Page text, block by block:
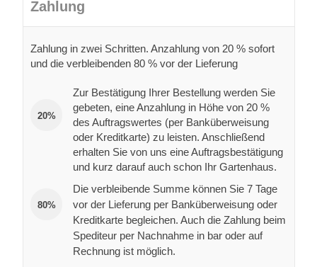
Zahlung
Zahlung in zwei Schritten. Anzahlung von 20 % sofort
und die verbleibenden 80 % vor der Lieferung
20%
Zur Bestätigung Ihrer Bestellung werden Sie
gebeten, eine Anzahlung in Höhe von 20 %
des Auftragswertes (per Banküberweisung
oder Kreditkarte) zu leisten. Anschließend
erhalten Sie von uns eine Auftragsbestätigung
und kurz darauf auch schon Ihr Gartenhaus.
80%
Die verbleibende Summe können Sie 7 Tage
vor der Lieferung per Banküberweisung oder
Kreditkarte begleichen. Auch die Zahlung beim
Spediteur per Nachnahme in bar oder auf
Rechnung ist möglich.